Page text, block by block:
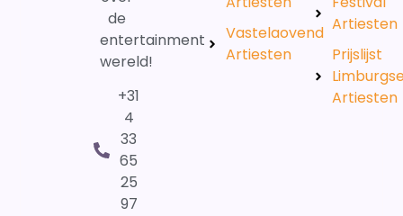
de
entertainment
wereld!
+31
4
33
65
25
97
Vastelaovend
Artiesten
Artiesten
Prijslijst
Artiesten